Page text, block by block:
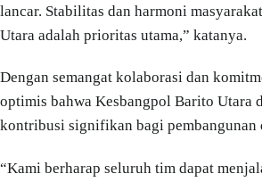
lancar. Stabilitas dan harmoni
Utara adalah prioritas utama,” katanya.
Dengan semangat kolaborasi dan
optimis bahwa Kesbangpol Barito Utara
kontribusi signifikan bagi pembangunan
“Kami berharap seluruh tim dapat